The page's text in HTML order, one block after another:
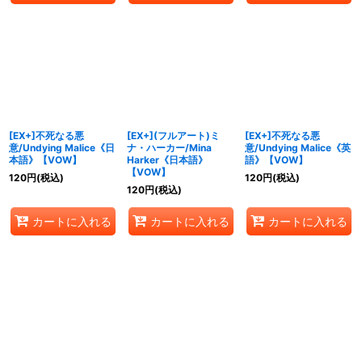
[EX+]不死なる悪
意/Undying Malice《日
本語》【VOW】
120円(税込)
カートに入れる
[EX+](フルアート)ミ
ナ・ハーカー/Mina
Harker《日本語》
【VOW】
120円(税込)
カートに入れる
[EX+]不死なる悪
意/Undying Malice《英
語》【VOW】
120円(税込)
カートに入れる